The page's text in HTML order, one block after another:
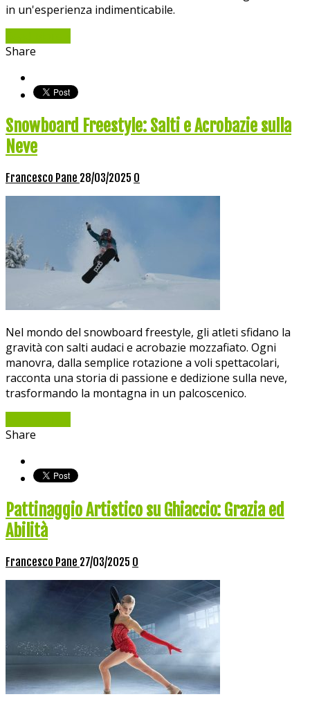
in un'esperienza indimenticabile.
Share
Snowboard Freestyle: Salti e Acrobazie sulla
Neve
Francesco Pane 28/03/2025 0
Nel mondo del snowboard freestyle, gli atleti sfidano la
gravità con salti audaci e acrobazie mozzafiato. Ogni
manovra, dalla semplice rotazione a voli spettacolari,
racconta una storia di passione e dedizione sulla neve,
trasformando la montagna in un palcoscenico.
Share
Pattinaggio Artistico su Ghiaccio: Grazia ed
Abilità
Francesco Pane 27/03/2025 0